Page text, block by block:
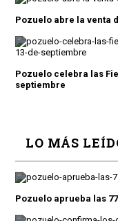
Pozuelo abre la venta
Pozuelo celebra las
septiembre
LO MÁS
Pozuelo aprueba las